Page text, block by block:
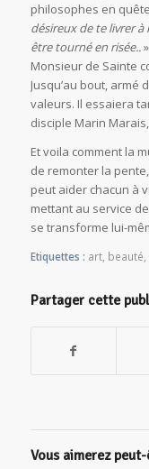
philosophes en
désireux de te livrer à
être tourné en risée..
Monsieur de Sainte
Jusqu’au bout, armé
valeurs. Il essaiera
disciple Marin
Et voila comment la
de remonter la
peut aider chacun à
mettant au service
se transforme lui-
Etiquettes : art, beauté,
Partager cette
Vous aimerez